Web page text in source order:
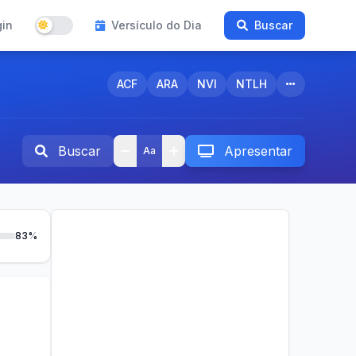
Versículo do Dia Buscar
ACF ARA NVI NTLH
Buscar Aa Apresentar
83%